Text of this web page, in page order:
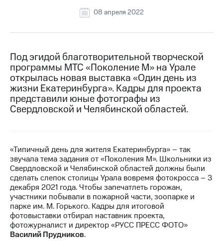
информация
Медиа-центр
Пресс-
релизы
МТС
о технологиях
Финансовая
отчетность
Контакты
Новости
в
регионе
08 апреля 2022
Под эгидой благотворительной творческой
программы МТС «Поколение М» на Урале
открылась новая выставка «Один день из
жизни Екатеринбурга». Кадры для проекта
представили юные фотографы из
Свердловской и Челябинской областей.
«Типичный день для жителя Екатеринбурга» – так
звучала тема задания от «Поколения М». Школьники из
Свердловской и Челябинской областей должны были
сделать слепок столицы Урала вовремя фотокросса – 3
декабря 2021 года. Чтобы запечатлеть горожан,
участники побывали в пожарной части, зоопарке и
парке им. М. Горького. Кадры для итоговой
фотовыставки отбирал наставник проекта,
фотожурналист и директор «РУСС ПРЕСС ФОТО»
Василий Прудников.